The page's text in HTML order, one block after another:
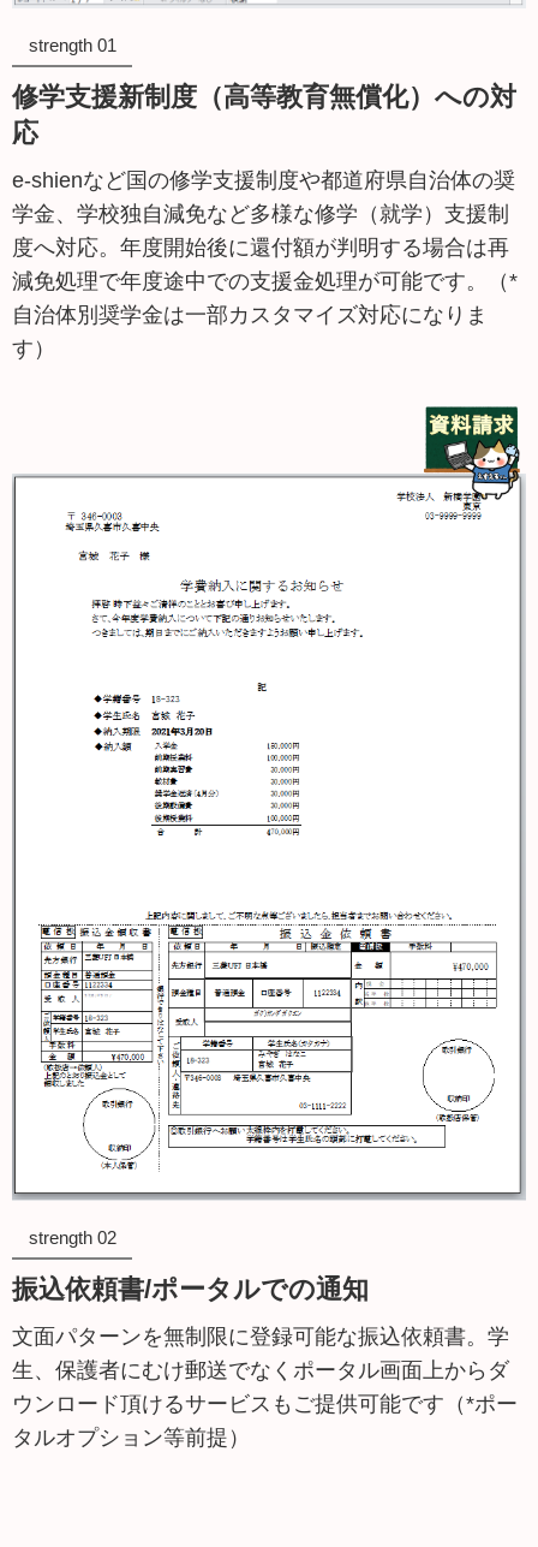
strength 01
修学支援新制度（高等教育無償化）への対
応
e-shienなど国の修学支援制度や都道府県自治体の奨
学金、学校独自減免など多様な修学（就学）支援制
度へ対応。年度開始後に還付額が判明する場合は再
減免処理で年度途中での支援金処理が可能です。（*
自治体別奨学金は一部カスタマイズ対応になりま
す）
strength 02
振込依頼書/ポータルでの通知
文面パターンを無制限に登録可能な振込依頼書。学
生、保護者にむけ郵送でなくポータル画面上からダ
ウンロード頂けるサービスもご提供可能です（*ポー
タルオプション等前提）